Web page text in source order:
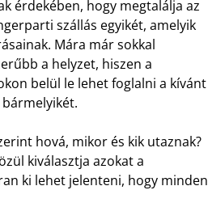
érdekében, hogy megtalálja az
szállás egyikét, amelyik
Mára már sokkal
a helyzet, hiszen a
belül le lehet foglalni a kívánt
hová, mikor és kik utaznak?
kiválasztja azokat a
ki lehet jelenteni, hogy minden